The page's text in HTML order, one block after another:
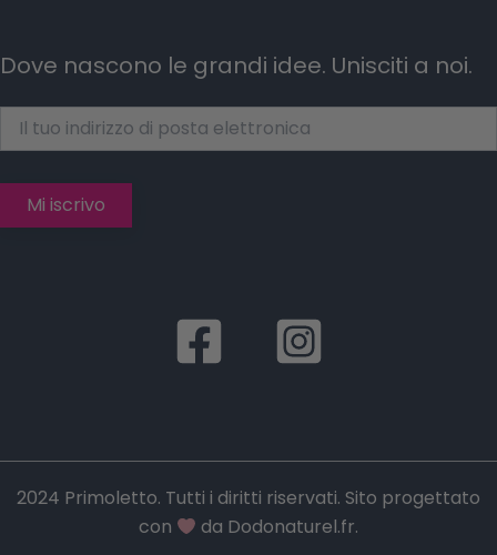
Dove nascono le grandi idee. Unisciti a noi.
2024 Primoletto. Tutti i diritti riservati. Sito progettato
con
da Dodonaturel.fr.